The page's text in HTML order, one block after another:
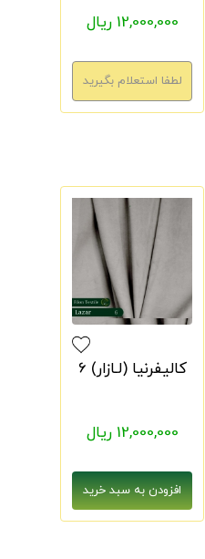
12,000,000 ریال
کالیفرنیا (لـازار) 6
12,000,000 ریال